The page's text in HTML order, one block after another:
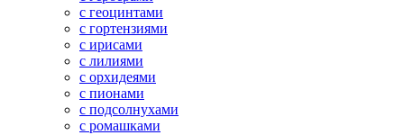
с геоцинтами
с гортензиями
с ирисами
с лилиями
с орхидеями
с пионами
с подсолнухами
с ромашками